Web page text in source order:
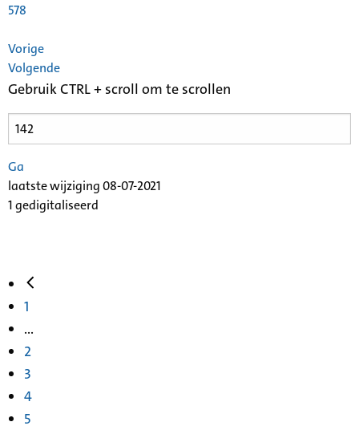
578
Vorige
Volgende
Gebruik CTRL + scroll om te scrollen
Ga
laatste wijziging 08-07-2021
1 gedigitaliseerd
1
...
2
3
4
5